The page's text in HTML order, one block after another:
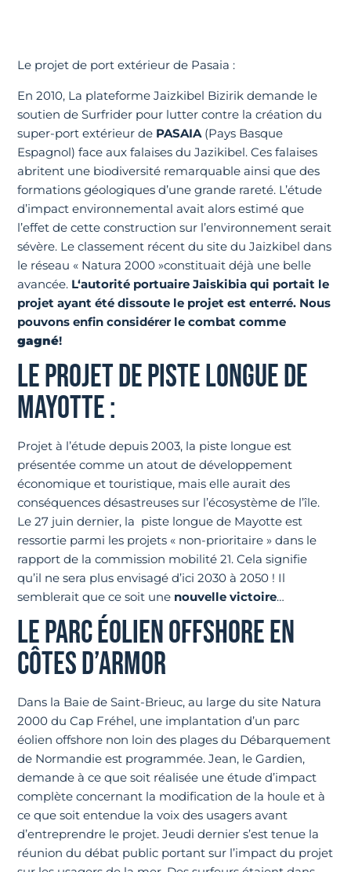
Le projet de port extérieur de Pasaia :
En 2010, La plateforme Jaizkibel Bizirik demande le
soutien de Surfrider pour lutter contre la création du
super-port extérieur de PASAIA (Pays Basque
Espagnol) face aux falaises du Jazikibel. Ces falaises
abritent une biodiversité remarquable ainsi que des
formations géologiques d’une grande rareté. L’étude
d’impact environnemental avait alors estimé que
l’effet de cette construction sur l’environnement serait
sévère. Le classement récent du site du Jaizkibel dans
le réseau « Natura 2000 »constituait déjà une belle
avancée. L‘autorité portuaire Jaiskibia qui portait le
projet ayant été dissoute le projet est enterré. Nous
pouvons enfin considérer le combat comme
gagné!
LE PROJET DE PISTE LONGUE DE
MAYOTTE :
Projet à l’étude depuis 2003, la piste longue est
présentée comme un atout de développement
économique et touristique, mais elle aurait des
conséquences désastreuses sur l’écosystème de l’île.
Le 27 juin dernier, la piste longue de Mayotte est
ressortie parmi les projets « non-prioritaire » dans le
rapport de la commission mobilité 21. Cela signifie
qu’il ne sera plus envisagé d’ici 2030 à 2050 ! Il
semblerait que ce soit une nouvelle victoire…
LE PARC ÉOLIEN OFFSHORE EN
CÔTES D’ARMOR
Dans la Baie de Saint-Brieuc, au large du site Natura
2000 du Cap Fréhel, une implantation d’un parc
éolien offshore non loin des plages du Débarquement
de Normandie est programmée. Jean, le Gardien,
demande à ce que soit réalisée une étude d’impact
complète concernant la modification de la houle et à
ce que soit entendue la voix des usagers avant
d’entreprendre le projet. Jeudi dernier s’est tenue la
réunion du débat public portant sur l’impact du projet